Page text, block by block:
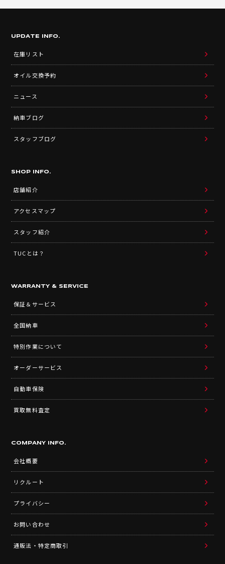
UPDATE INFO.
在庫リスト
オイル交換予約
ニュース
納車ブログ
スタッフブログ
SHOP INFO.
店舗紹介
アクセスマップ
スタッフ紹介
TUCとは？
WARRANTY & SERVICE
保証＆サービス
全国納車
特別作業について
オーダーサービス
自動車保険
買取無料査定
COMPANY INFO.
会社概要
リクルート
プライバシー
お問い合わせ
通販法・特定商取引